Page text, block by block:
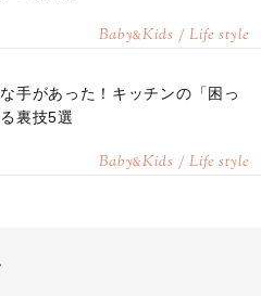
Baby&Kids / Life style
な手があった！キッチンの「困っ
裏技5選
Baby&Kids / Life style